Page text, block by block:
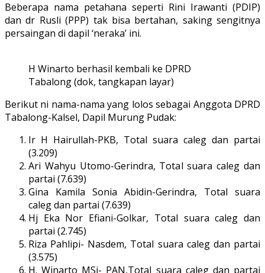
Beberapa nama petahana seperti Rini Irawanti (PDIP)
dan dr Rusli (PPP) tak bisa bertahan, saking sengitnya
persaingan di dapil ‘neraka’ ini.
H Winarto berhasil kembali ke DPRD
Tabalong (dok, tangkapan layar)
Berikut ni nama-nama yang lolos sebagai Anggota DPRD
Tabalong-Kalsel, Dapil Murung Pudak:
Ir H Hairullah-PKB, Total suara caleg dan partai
(3.209)
Ari Wahyu Utomo-Gerindra, Total suara caleg dan
partai (7.639)
Gina Kamila Sonia Abidin-Gerindra, Total suara
caleg dan partai (7.639)
Hj Eka Nor Efiani-Golkar, Total suara caleg dan
partai (2.745)
Riza Pahlipi- Nasdem, Total suara caleg dan partai
(3.575)
H. Winarto MSi- PAN,Total suara caleg dan partai